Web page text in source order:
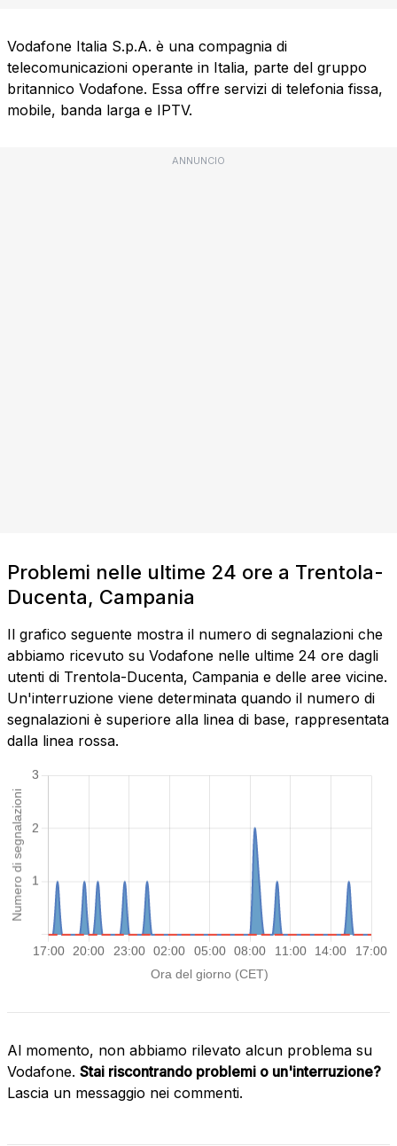
Vodafone Italia S.p.A. è una compagnia di
telecomunicazioni operante in Italia, parte del gruppo
britannico Vodafone. Essa offre servizi di telefonia fissa,
mobile, banda larga e IPTV.
ANNUNCIO
Problemi nelle ultime 24 ore a Trentola-
Ducenta, Campania
Il grafico seguente mostra il numero di segnalazioni che
abbiamo ricevuto su Vodafone nelle ultime 24 ore dagli
utenti di Trentola-Ducenta, Campania e delle aree vicine.
Un'interruzione viene determinata quando il numero di
segnalazioni è superiore alla linea di base, rappresentata
dalla linea rossa.
Al momento, non abbiamo rilevato alcun problema su
Vodafone. Stai riscontrando problemi o un'interruzione?
Lascia un messaggio nei commenti.